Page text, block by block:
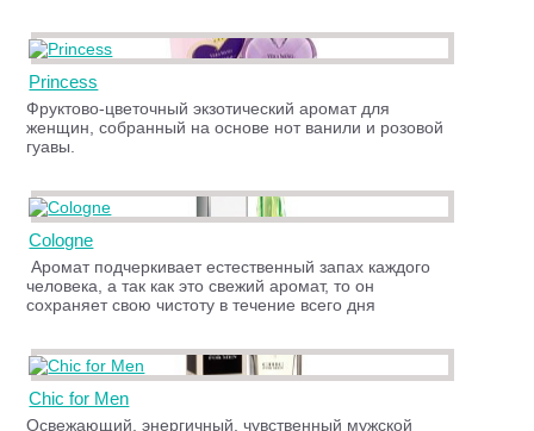
Princess
Фруктово-цветочный экзотический аромат для
женщин, собранный на основе нот ванили и розовой
гуавы.
Cologne
Аромат подчеркивает естественный запах каждого
человека, а так как это свежий аромат, то он
сохраняет свою чистоту в течение всего дня
Chic for Men
Освежающий, энергичный, чувственный мужской